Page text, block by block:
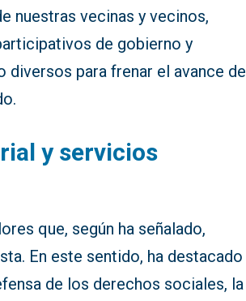
nuestras vecinas y vecinos,
de gobierno y
diversos para frenar el avance de
y servicios
que, según ha señalado,
En este sentido, ha destacado
de los derechos sociales, la